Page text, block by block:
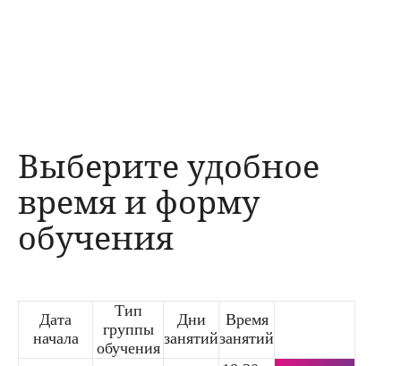
Выберите удобное
время и форму
обучения
Дата
начала
Тип
группы
обучения
Дни
занятий
Время
занятий